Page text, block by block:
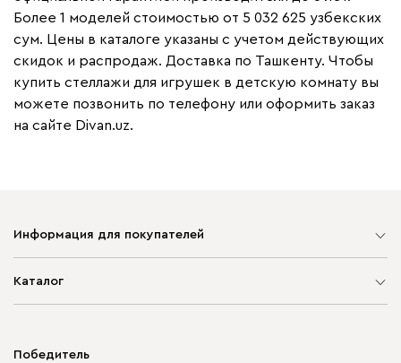
Более 1 моделей стоимостью от 5 032 625 узбекских
сум. Цены в каталоге указаны с учетом действующих
скидок и распродаж. Доставка по Ташкенту. Чтобы
купить стеллажи для игрушек в детскую комнату вы
можете позвонить по телефону или оформить заказ
на сайте Divan.uz.
Информация для покупателей
Каталог
Корпусная мебель
Победитель